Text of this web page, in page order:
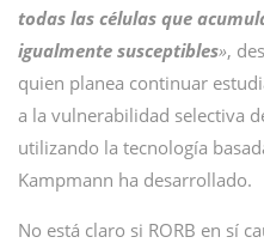
todas las células que
igualmente susceptibles»,
quien planea continuar
a la vulnerabilidad selectiva
utilizando la tecnología
Kampmann ha desarrollado.
No está claro si RORB en sí